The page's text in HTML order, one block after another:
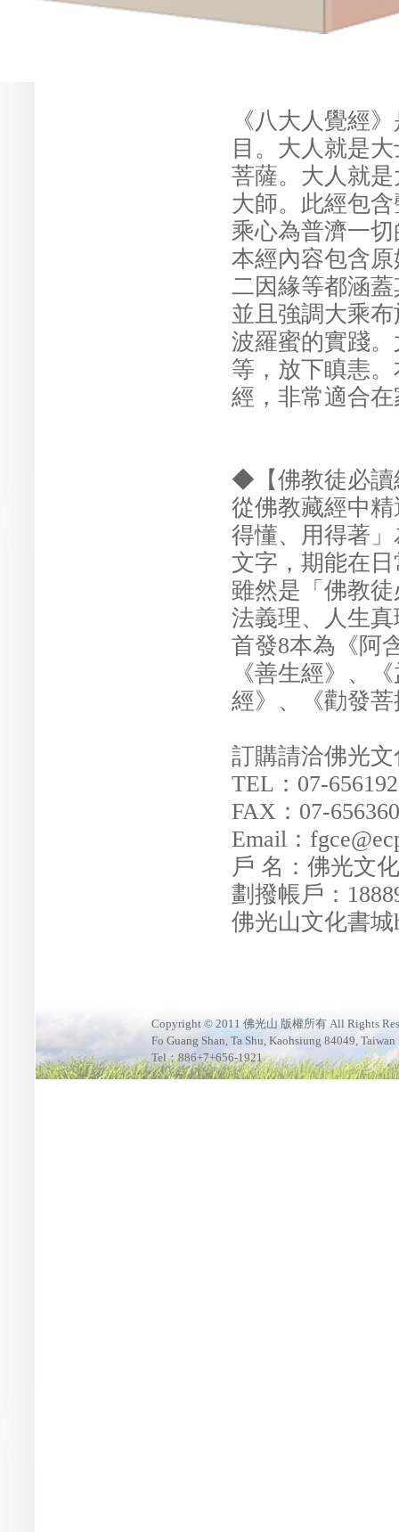
《八大人覺經
目。大人就是
菩薩。大人就
大師。此經包
乘心為普濟一
本經內容包含
二因緣等都涵
並且強調大乘
波羅蜜的實踐
等，放下瞋恚
經，非常適合
◆【佛教徒必讀
從佛教藏經中
得懂、用得著
文字，期能在
雖然是「佛教
法義理、人生
首發8本為《阿
《善生經》、
經》、《勸發
訂購請洽佛光文
TEL：07-
FAX：07-
Email：
戶 名：佛光文
劃撥帳戶：
佛光山文化書城
Copyright © 2011 佛光山 版權所有 All Rights
Fo Guang Shan, Ta Shu, Kaohsiung 84049, Taiwan
Tel：886+7+656-1921